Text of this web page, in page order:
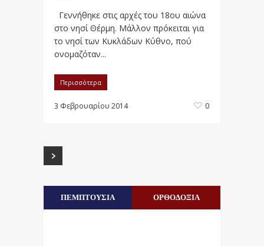
Γεννήθηκε στις αρχές του 18ου αιώνα
στο νησί Θέρμη. Μάλλον πρόκειται για
το νησί των Κυκλάδων Κύθνο, πού
ονομαζόταν...
Περισσότερα
3 Φεβρουαρίου 2014 0
ΠΕΜΠΤΟΥΣΙΑ ΟΡΘΟΔΟΞΙΑ